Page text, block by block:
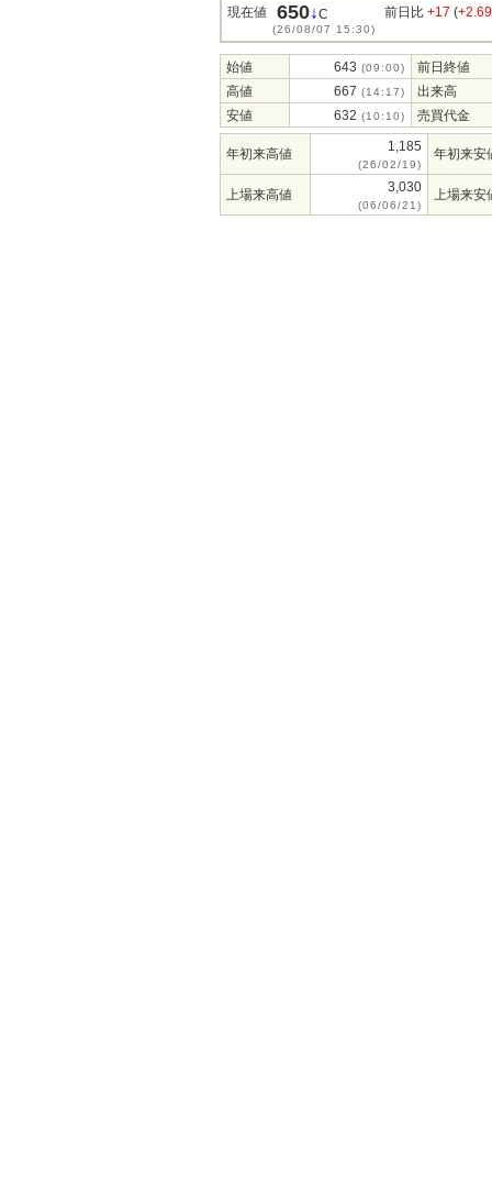
現在値 650↓C
(26/08/07 15:30)
前日比 +17 (
始値 643 (09:00)
前日終値
高値
667 (14:17)
出来高
安値
632 (10:10) 売買代金
年初来高値 1,185
(26/02/19)
年初来安
上場来高値 3,030
(06/06/21)
上場来安